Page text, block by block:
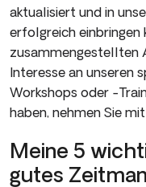
aktualisiert und in
erfolgreich einbringen
zusammengestellten
Interesse an unseren
Workshops oder -
haben, nehmen Sie
Meine 5
gutes